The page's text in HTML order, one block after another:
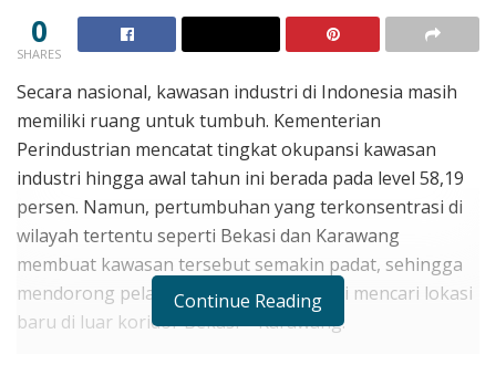
0
SHARES
Secara nasional, kawasan industri di Indonesia masih
memiliki ruang untuk tumbuh. Kementerian
Perindustrian mencatat tingkat okupansi kawasan
industri hingga awal tahun ini berada pada level 58,19
persen. Namun, pertumbuhan yang terkonsentrasi di
wilayah tertentu seperti Bekasi dan Karawang
membuat kawasan tersebut semakin padat, sehingga
mendorong pelaku industri untuk mulai mencari lokasi
baru di luar koridor Bekasi – Karawang.
Continue Reading